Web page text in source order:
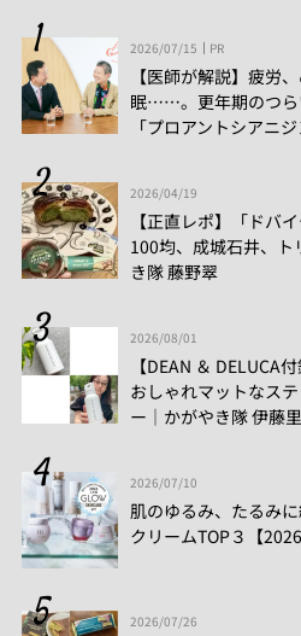
2026/07/15 PR
【医師が解説】疲労
眠……。更年期のつら
「プロアントシアニ
2026/04/19
【正直レポ】「ドバ
100均、成城石井、
き隊 藤野翠
2026/08/01
【DEAN ＆ DELUCA
おしゃれマットなス
ー│かがやき隊 伊藤
2026/07/10
肌のゆるみ、たるみ
クリームTOP３【
2026/07/26